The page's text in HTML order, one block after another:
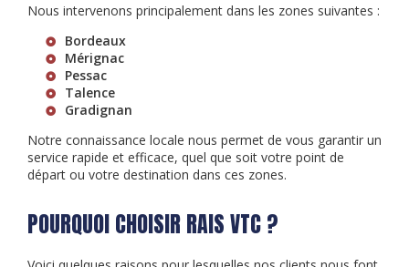
Nous intervenons principalement dans les zones suivantes :
Bordeaux
Mérignac
Pessac
Talence
Gradignan
Notre connaissance locale nous permet de vous garantir un
service rapide et efficace, quel que soit votre point de
départ ou votre destination dans ces zones.
POURQUOI CHOISIR RAIS VTC ?